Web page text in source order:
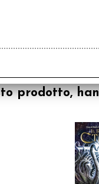
€
prodotto,